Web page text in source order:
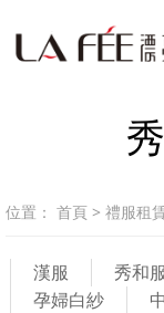
位置： 首頁 > 禮服租
漢服 秀和
孕婦白紗